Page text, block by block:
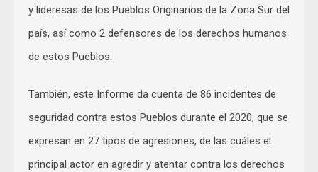
y lideresas de los Pueblos Originarios de la Zona Sur del
país, así como 2 defensores de los derechos humanos
de estos Pueblos.
También, este Informe da cuenta de 86 incidentes de
seguridad contra estos Pueblos durante el 2020, que se
expresan en 27 tipos de agresiones, de las cuáles el
principal actor en agredir y atentar contra los derechos